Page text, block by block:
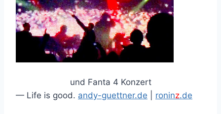
und Fanta 4 Konzert
— Life is good. andy-guettner.de roninz.de